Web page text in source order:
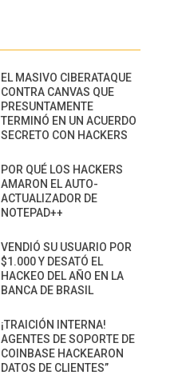
EL MASIVO CIBERATAQUE
CONTRA CANVAS QUE
PRESUNTAMENTE
TERMINÓ EN UN ACUERDO
SECRETO CON HACKERS
POR QUÉ LOS HACKERS
AMARON EL AUTO-
ACTUALIZADOR DE
NOTEPAD++
VENDIÓ SU USUARIO POR
$1.000 Y DESATÓ EL
HACKEO DEL AÑO EN LA
BANCA DE BRASIL
¡TRAICIÓN INTERNA!
AGENTES DE SOPORTE DE
COINBASE HACKEARON
DATOS DE CLIENTES”